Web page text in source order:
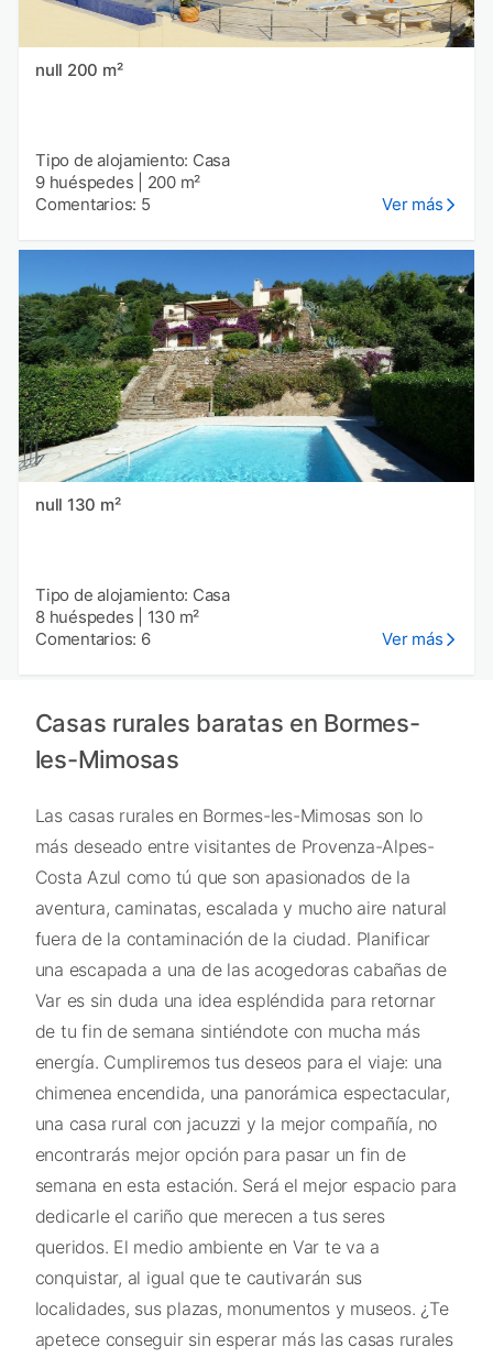
null 200 m²
Tipo de alojamiento: Casa
9 huéspedes
200 m²
Comentarios: 5
Ver más
null 130 m²
Tipo de alojamiento: Casa
8 huéspedes
130 m²
Comentarios: 6
Ver más
Casas rurales baratas en Bormes-
les-Mimosas
Las casas rurales en Bormes-les-Mimosas son lo
más deseado entre visitantes de Provenza-Alpes-
Costa Azul como tú que son apasionados de la
aventura, caminatas, escalada y mucho aire natural
fuera de la contaminación de la ciudad. Planificar
una escapada a una de las acogedoras cabañas de
Var es sin duda una idea espléndida para retornar
de tu fin de semana sintiéndote con mucha más
energía. Cumpliremos tus deseos para el viaje: una
chimenea encendida, una panorámica espectacular,
una casa rural con jacuzzi y la mejor compañía, no
encontrarás mejor opción para pasar un fin de
semana en esta estación. Será el mejor espacio para
dedicarle el cariño que merecen a tus seres
queridos. El medio ambiente en Var te va a
conquistar, al igual que te cautivarán sus
localidades, sus plazas, monumentos y museos. ¿Te
apetece conseguir sin esperar más las casas rurales